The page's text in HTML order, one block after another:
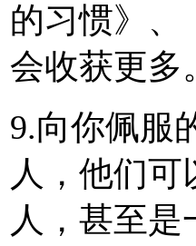
的习惯》
会收获更多
9.向你佩服
人，他们
人，甚至